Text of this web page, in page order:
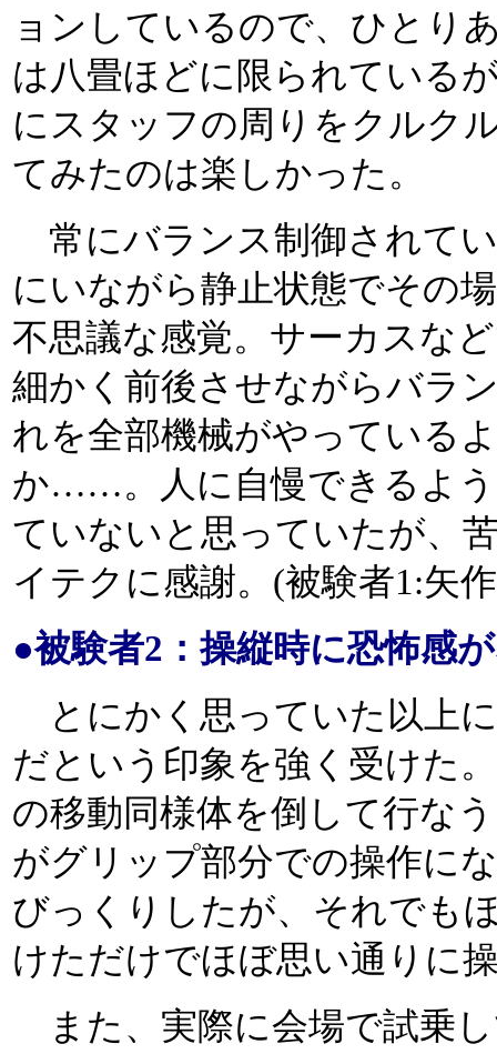
ョンしているので、ひとり
は八畳ほどに限られている
にスタッフの周りをクルク
てみたのは楽しかった。
常にバランス制御されて
にいながら静止状態でその
不思議な感覚。サーカスな
細かく前後させながらバラ
れを全部機械がやっている
か……。人に自慢できるよ
ていないと思っていたが、
イテクに感謝。(被験者1:矢
●被験者2：操縦時に恐怖感
とにかく思っていた以上
だという印象を強く受けた
の移動同様体を倒して行な
がグリップ部分での操作に
びっくりしたが、それでも
けただけでほぼ思い通りに
また、実際に会場で試乗